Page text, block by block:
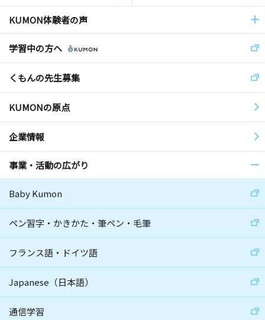
KUMON体験者の声
学習中の方へ
くもんの先生募集
KUMONの原点
企業情報
事業・活動の広がり
Baby Kumon
ペン習字・かきかた・筆ペン・毛筆
フランス語・ドイツ語
Japanese（日本語）
通信学習